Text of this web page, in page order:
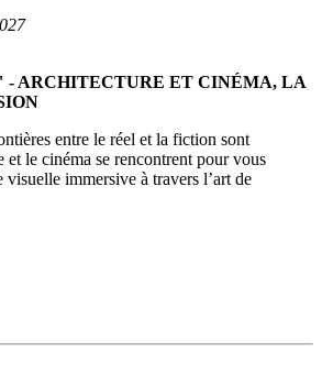
ARCHITECTURE ET CINÉMA, LA
entre le réel et la fiction sont
et le cinéma se rencontrent pour vous
immersive à travers l’art de